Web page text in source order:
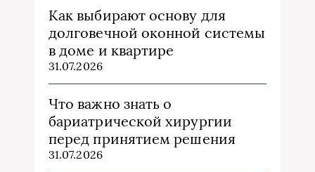
Как выбирают основу для
долговечной оконной системы
в доме и квартире
31.07.2026
Что важно знать о
бариатрической хирургии
перед принятием решения
31.07.2026